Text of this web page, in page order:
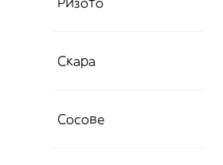
Скара
Сосове